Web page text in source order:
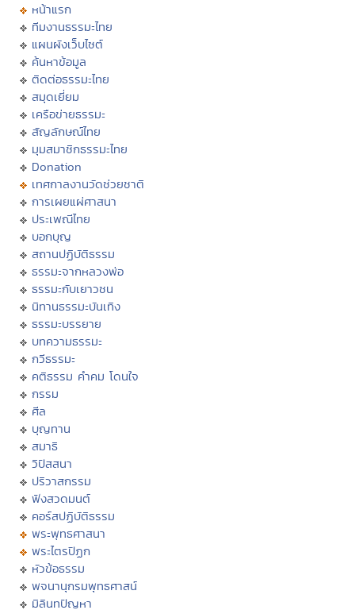
หน้าแรก
ทีมงานธรรมะไทย
แผนผังเว็บไซต์
ค้นหาข้อมูล
ติดต่อธรรมะไทย
สมุดเยี่ยม
เครือข่ายธรรมะ
สัญลักษณ์ไทย
มุมสมาชิกธรรมะไทย
Donation
เทศกาลงานวัดช่วยชาติ
การเผยแผ่ศาสนา
ประเพณีไทย
บอกบุญ
สถานปฏิบัติธรรม
ธรรมะจากหลวงพ่อ
ธรรมะกับเยาวชน
นิทานธรรมะบันเทิง
ธรรมะบรรยาย
บทความธรรมะ
กวีธรรมะ
คติธรรม คำคม โดนใจ
กรรม
ศีล
บุญทาน
สมาธิ
วิปัสสนา
ปริวาสกรรม
ฟังสวดมนต์
คอร์สปฏิบัติธรรม
พระพุทธศาสนา
พระไตรปิฏก
หัวข้อธรรม
พจนานุกรมพุทธศาสน์
มิลินทปัญหา